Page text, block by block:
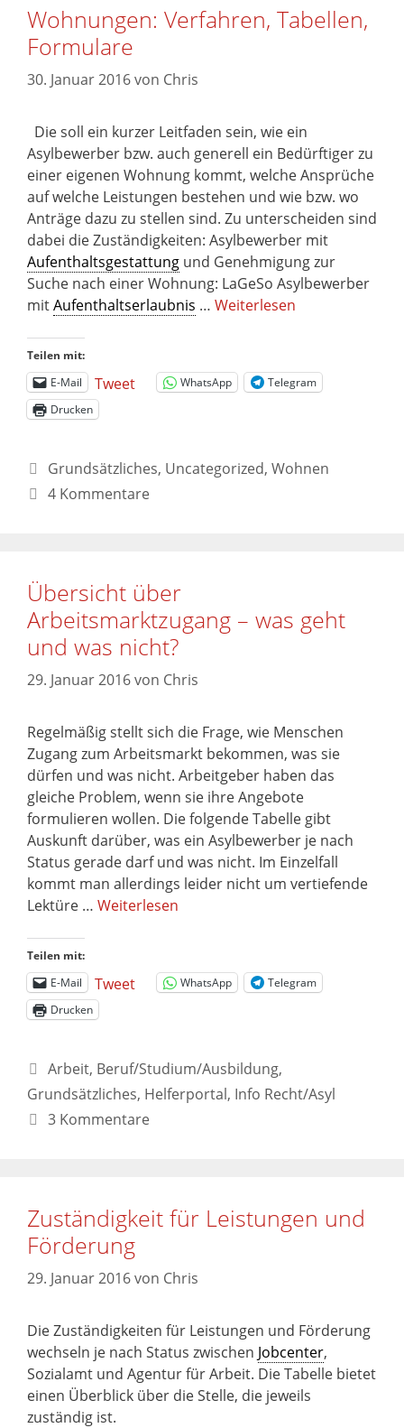
Wohnungen: Verfahren, Tabellen,
Formulare
30. Januar 2016von Chris
Die soll ein kurzer Leitfaden sein, wie ein
Asylbewerber bzw. auch generell ein Bedürftiger zu
einer eigenen Wohnung kommt, welche Ansprüche
auf welche Leistungen bestehen und wie bzw. wo
Anträge dazu zu stellen sind. Zu unterscheiden sind
dabei die Zuständigkeiten: Asylbewerber mit
Aufenthaltsgestattung und Genehmigung zur
Suche nach einer Wohnung: LaGeSo Asylbewerber
mitAufenthaltserlaubnis … Weiterlesen
Teilen mit:
E-Mail
Tweet WhatsApp
Telegram
Drucken
Grundsätzliches, Uncategorized, Wohnen
4 Kommentare
Übersicht über
Arbeitsmarktzugang – was geht
und was nicht?
29. Januar 2016von Chris
Regelmäßig stellt sich die Frage, wie Menschen
Zugang zum Arbeitsmarkt bekommen, was sie
dürfen und was nicht. Arbeitgeber haben das
gleiche Problem, wenn sie ihre Angebote
formulieren wollen. Die folgende Tabelle gibt
Auskunft darüber, was ein Asylbewerber je nach
Status gerade darf und was nicht. Im Einzelfall
kommt man allerdings leider nicht um vertiefende
Lektüre … Weiterlesen
Teilen mit:
E-Mail
Tweet WhatsApp
Telegram
Drucken
Arbeit, Beruf/Studium/Ausbildung,
Grundsätzliches, Helferportal, Info Recht/Asyl
3 Kommentare
Zuständigkeit für Leistungen und
Förderung
29. Januar 2016von Chris
Die Zuständigkeiten für Leistungen und Förderung
wechseln je nach Status zwischen Jobcenter,
Sozialamt und Agentur für Arbeit. Die Tabelle bietet
einen Überblick über die Stelle, die jeweils
zuständig ist.